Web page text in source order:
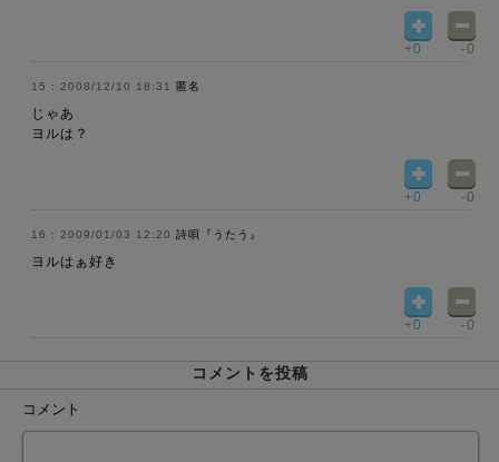
+0 -0
2008/12/10 18:31 匿名
じゃあ
ヨルは？
+0 -0
2009/01/03 12:20 詩唄『うたう』
ヨルはぁ好き
+0 -0
コメントを投稿
コメント